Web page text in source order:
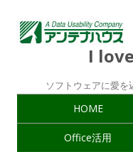
I
ソフトウェアに愛を
HOME
Office活用